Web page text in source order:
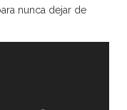
nunca dejar de